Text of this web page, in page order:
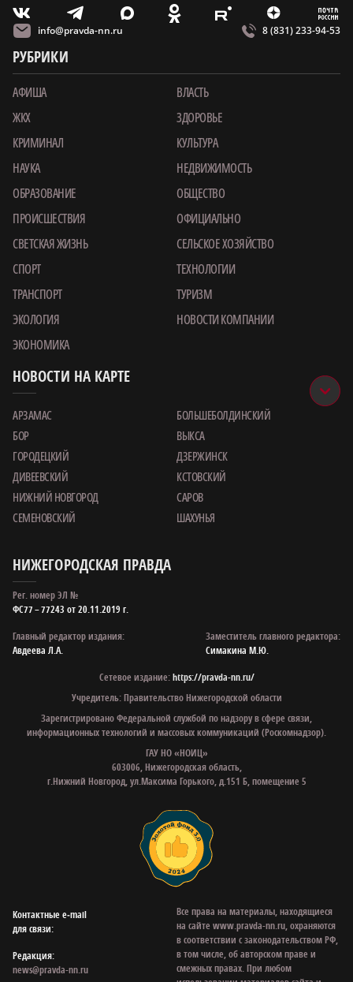
V T X O E Z m
info@pravda-nn.ru 8 (831) 233-94-53
РУБРИКИ
АФИША
ВЛАСТЬ
ЖКХ
ЗДОРОВЬЕ
КРИМИНАЛ
КУЛЬТУРА
НАУКА
НЕДВИЖИМОСТЬ
ОБРАЗОВАНИЕ
ОБЩЕСТВО
ПРОИСШЕСТВИЯ
ОФИЦИАЛЬНО
СВЕТСКАЯ ЖИЗНЬ
СЕЛЬСКОЕ ХОЗЯЙСТВО
СПОРТ
ТЕХНОЛОГИИ
ТРАНСПОРТ
ТУРИЗМ
ЭКОЛОГИЯ
НОВОСТИ КОМПАНИИ
ЭКОНОМИКА
НОВОСТИ НА КАРТЕ
АРЗАМАС
БОЛЬШЕБОЛДИНСКИЙ
БОР
ВЫКСА
ГОРОДЕЦКИЙ
ДЗЕРЖИНСК
ДИВЕЕВСКИЙ
КСТОВСКИЙ
НИЖНИЙ НОВГОРОД
САРОВ
СЕМЕНОВСКИЙ
ШАХУНЬЯ
НИЖЕГОРОДСКАЯ ПРАВДА
Рег. номер ЭЛ №
ФС77 – 77243 от 20.11.2019 г.
Главный редактор издания:
Авдеева Л.А.
Заместитель главного редактора:
Симакина М.Ю.
Сетевое издание:https://pravda-nn.ru/
Учредитель: Правительство Нижегородской области
Зарегистрировано Федеральной службой по надзору в сфере связи,
информационных технологий и массовых коммуникаций (Роскомнадзор).
ГАУ НО «НОИЦ»
603006, Нижегородская область,
г.Нижний Новгород, ул.Максима Горького, д.151 Б, помещение 5
Контактные e‑mail
для связи:
Редакция:
news@pravda-nn.ru
Все права на материалы, находящиеся
на сайте www.pravda-nn.ru, охраняются
в соответствии с законодательством РФ,
в том числе, об авторском праве и
смежных правах. При любом